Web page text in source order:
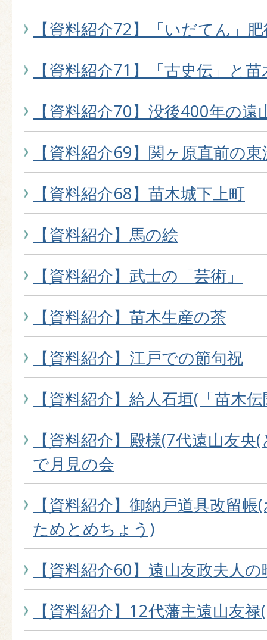
【資料紹介72】「いだてん」
【資料紹介71】「古史伝」と
【資料紹介70】没後400年の遠
【資料紹介69】関ヶ原直前の東
【資料紹介68】苗木城下上町
【資料紹介】馬の絵
【資料紹介】武士の「芸術」
【資料紹介】苗木生産の茶
【資料紹介】江戸での節句祝
【資料紹介】給人石垣(「苗木
【資料紹介】殿様(7代遠山友
で月見の会
【資料紹介】御納戸道具改留
ためとめちょう)
【資料紹介60】遠山友政夫人
【資料紹介】12代藩主遠山友